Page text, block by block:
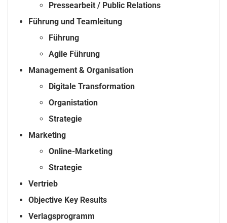
Pressearbeit / Public Relations
Führung und Teamleitung
Führung
Agile Führung
Management & Organisation
Digitale Transformation
Organistation
Strategie
Marketing
Online-Marketing
Strategie
Vertrieb
Objective Key Results
Verlagsprogramm